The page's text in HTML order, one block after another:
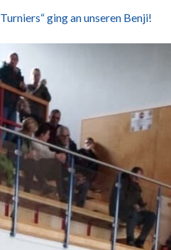
ging an unseren Benji!